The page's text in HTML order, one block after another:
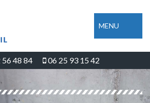
MENU
56 48 84 06 25 93 15 42